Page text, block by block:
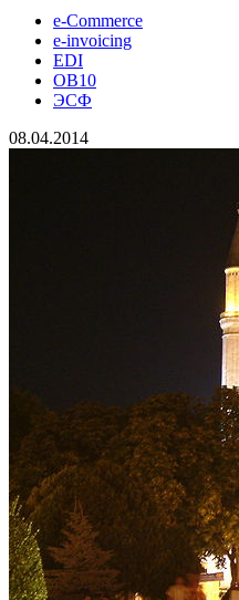
e-Commerce
e-invoicing
EDI
OB10
ЭСФ
08.04.2014